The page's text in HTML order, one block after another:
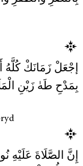
إجْعَلْ زَمَانَكْ كُلَّهُ
بِمَدْحِ طَهٰ زَيْنِ
إِنَّ الصَّلَاةَ عَلَيْهِ